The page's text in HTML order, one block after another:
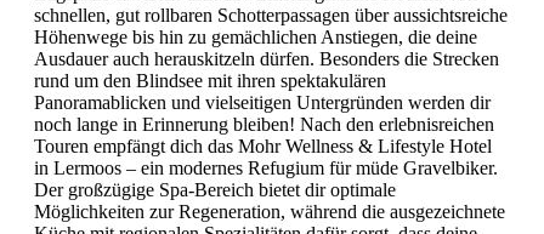
schnellen, gut rollbaren Schotterpassagen über aussichtsreiche
Höhenwege bis hin zu gemächlichen Anstiegen, die deine
Ausdauer auch herauskitzeln dürfen. Besonders die Strecken
rund um den Blindsee mit ihren spektakulären
Panoramablicken und vielseitigen Untergründen werden dir
noch lange in Erinnerung bleiben! Nach den erlebnisreichen
Touren empfängt dich das Mohr Wellness & Lifestyle Hotel
in Lermoos – ein modernes Refugium für müde Gravelbiker.
Der großzügige Spa-Bereich bietet dir optimale
Möglichkeiten zur Regeneration, während die ausgezeichnete